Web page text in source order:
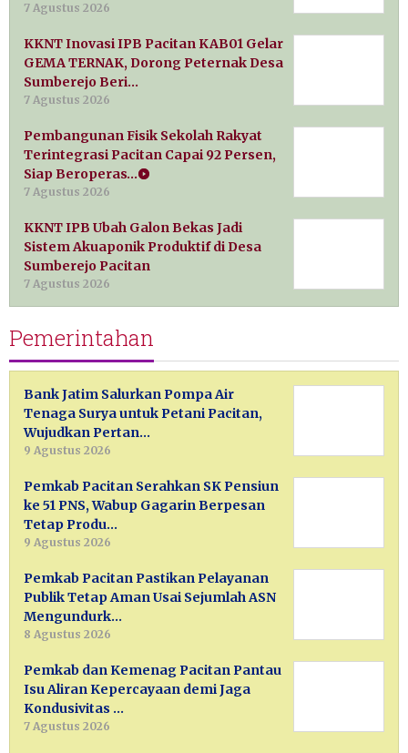
7 Agustus 2026
KKNT Inovasi IPB Pacitan KAB01 Gelar
GEMA TERNAK, Dorong Peternak Desa
Sumberejo Beri…
7 Agustus 2026
Pembangunan Fisik Sekolah Rakyat
Terintegrasi Pacitan Capai 92 Persen,
Siap Beroperas…
7 Agustus 2026
KKNT IPB Ubah Galon Bekas Jadi
Sistem Akuaponik Produktif di Desa
Sumberejo Pacitan
7 Agustus 2026
Pemerintahan
Bank Jatim Salurkan Pompa Air
Tenaga Surya untuk Petani Pacitan,
Wujudkan Pertan…
9 Agustus 2026
Pemkab Pacitan Serahkan SK Pensiun
ke 51 PNS, Wabup Gagarin Berpesan
Tetap Produ…
9 Agustus 2026
Pemkab Pacitan Pastikan Pelayanan
Publik Tetap Aman Usai Sejumlah ASN
Mengundurk…
8 Agustus 2026
Pemkab dan Kemenag Pacitan Pantau
Isu Aliran Kepercayaan demi Jaga
Kondusivitas …
7 Agustus 2026